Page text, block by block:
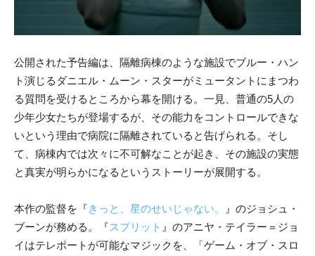
公開された予告編は、隔離病棟のような施設でブルー・ハン
ト演じるダニエル・ムーン・スターがミュータントにまつわ
る質問を受けるところから幕を開ける。一見、普通の5人の
少年少女たちが登場するが、その能力をコントロールできな
いという理由で病院に隔離されていると告げられる。そし
て、病棟内では次々に不可解なことが起き、その施設の実態
と真実が明らかになるというストーリーが展開する。
本作の監督を『きっと、星のせいじゃない。
』のジョシュ・
ブーンが務める。『スプリット 』のアニヤ・テイラー＝ジョ
イはテレポートが可能なマジックを、「ゲーム・オブ・スロ